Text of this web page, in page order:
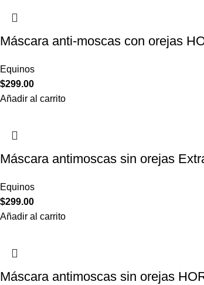
Máscara anti-moscas con orejas
Equinos
$299.00
Añadir al carrito
Máscara antimoscas sin orejas
Equinos
$299.00
Añadir al carrito
Máscara antimoscas sin orejas